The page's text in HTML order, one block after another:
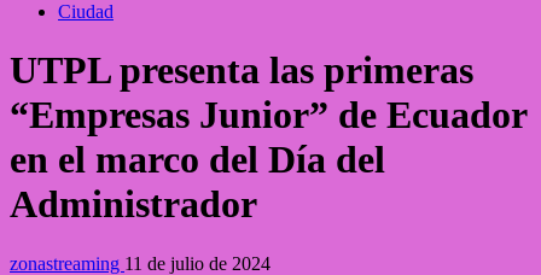
Ciudad
UTPL presenta las primeras
“Empresas Junior” de Ecuador
en el marco del Día del
Administrador
zonastreaming 11 de julio de 2024